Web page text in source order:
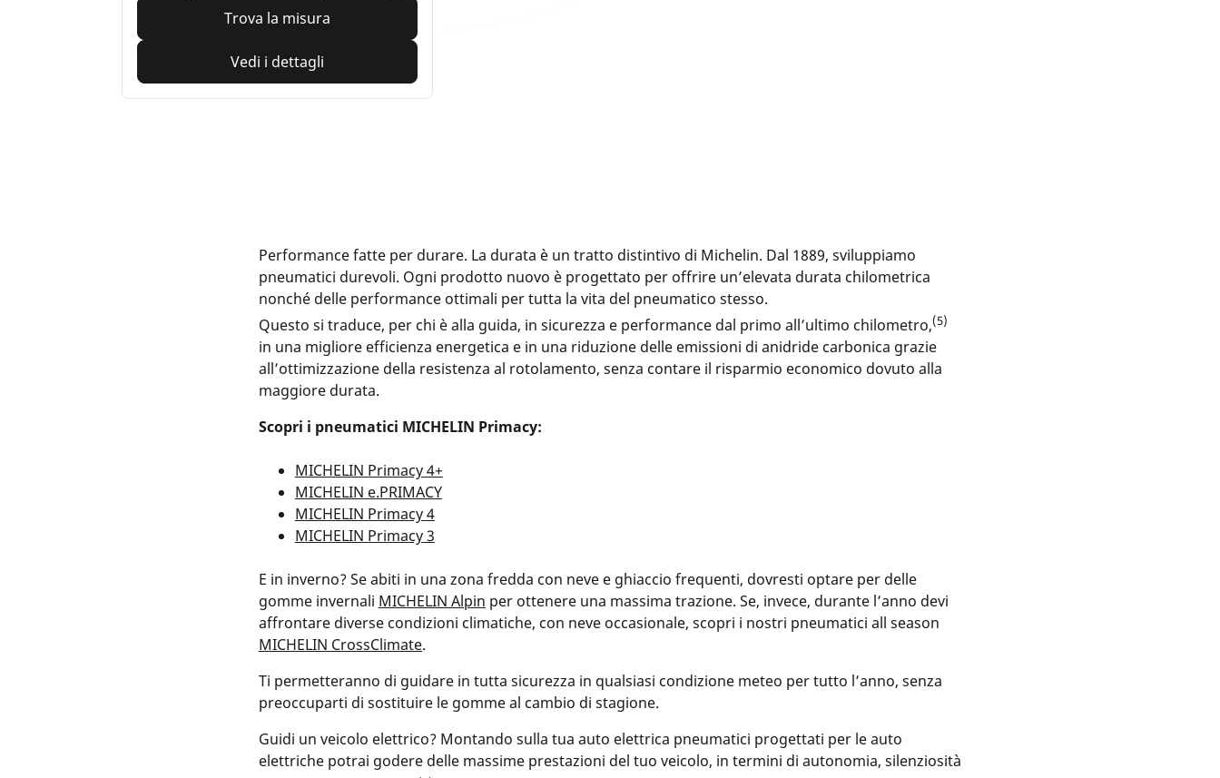
Trova la misura
Vedi i dettagli
Performance fatte per durare. La durata è un tratto distintivo di Michelin. Dal 1889, sviluppiamo
pneumatici durevoli. Ogni prodotto nuovo è progettato per offrire un’elevata durata chilometrica
nonché delle performance ottimali per tutta la vita del pneumatico stesso.
Questo si traduce, per chi è alla guida, in sicurezza e performance dal primo all’ultimo chilometro,(5)
in una migliore efficienza energetica e in una riduzione delle emissioni di anidride carbonica grazie
all’ottimizzazione della resistenza al rotolamento, senza contare il risparmio economico dovuto alla
maggiore durata.
Scopri i pneumatici MICHELIN Primacy:
MICHELIN Primacy 4+
MICHELIN e.PRIMACY
MICHELIN Primacy 4
MICHELIN Primacy 3
E in inverno? Se abiti in una zona fredda con neve e ghiaccio frequenti, dovresti optare per delle
gomme invernali MICHELIN Alpin per ottenere una massima trazione. Se, invece, durante l’anno devi
affrontare diverse condizioni climatiche, con neve occasionale, scopri i nostri pneumatici all season
MICHELIN CrossClimate.
Ti permetteranno di guidare in tutta sicurezza in qualsiasi condizione meteo per tutto l’anno, senza
preoccuparti di sostituire le gomme al cambio di stagione.
Guidi un veicolo elettrico? Montando sulla tua auto elettrica pneumatici progettati per le auto
elettriche potrai godere delle massime prestazioni del tuo veicolo, in termini di autonomia, silenziosità